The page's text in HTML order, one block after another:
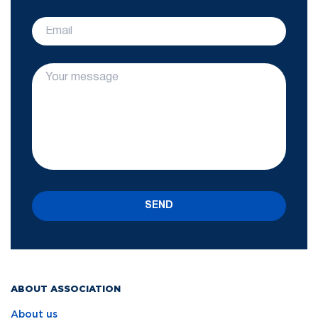
ABOUT ASSOCIATION
About us
SEND